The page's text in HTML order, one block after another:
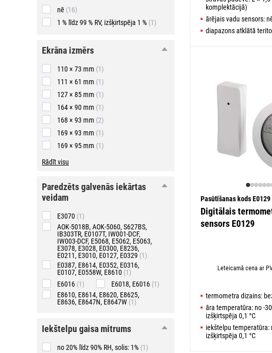
mitrums
nē (16)
1 % līdz 99 % RV, izšķirtspēja 1 % (1)
ekrāna
izmērs
ekrāna izmērs
110 × 73 mm (1)
111 × 61 mm (1)
127 × 85 mm (1)
164 × 90 mm (1)
168 × 93 mm (2)
169 × 93 mm (1)
169 × 95 mm (1)
Rādīt visu
paredzēts
galvenās
iekārtas
paredzēts galvenās iekārtas
veidam
E3070 (1)
AOK-5018B, AOK-5060, S627BS,
IB303TR, E0107T, IW001-DCF,
IW003-DCF, E5068, E5062, E5063,
E3078, E3028, E0300, E8236,
E0211, E3010, E0127, E0329 (1)
E0387, E8614, E0352, E0316,
E0107, E0558W, E8610 (1)
E6016 (1) E6018, E6016 (1)
E8610, E8614, E8620, E8625,
E8636, E8647N, E8647W (1)
iekštelpu
gaisa
mitrums
iekštelpu gaisa mitrums
no 20% līdz 90% RH, solis: 1% (1)
komplektācijā)
ārējais vadu sensors:
diapazons atklātā
Pasūtīšanas kods E0129
Digitālais
sensors E0129
Leteicamā cena ar
termometra dizains:
āra temperatūra: no -30
izšķirtspēja 0,1 °C
iekštelpu temperatūra:
izšķirtspēja 0,1 °C